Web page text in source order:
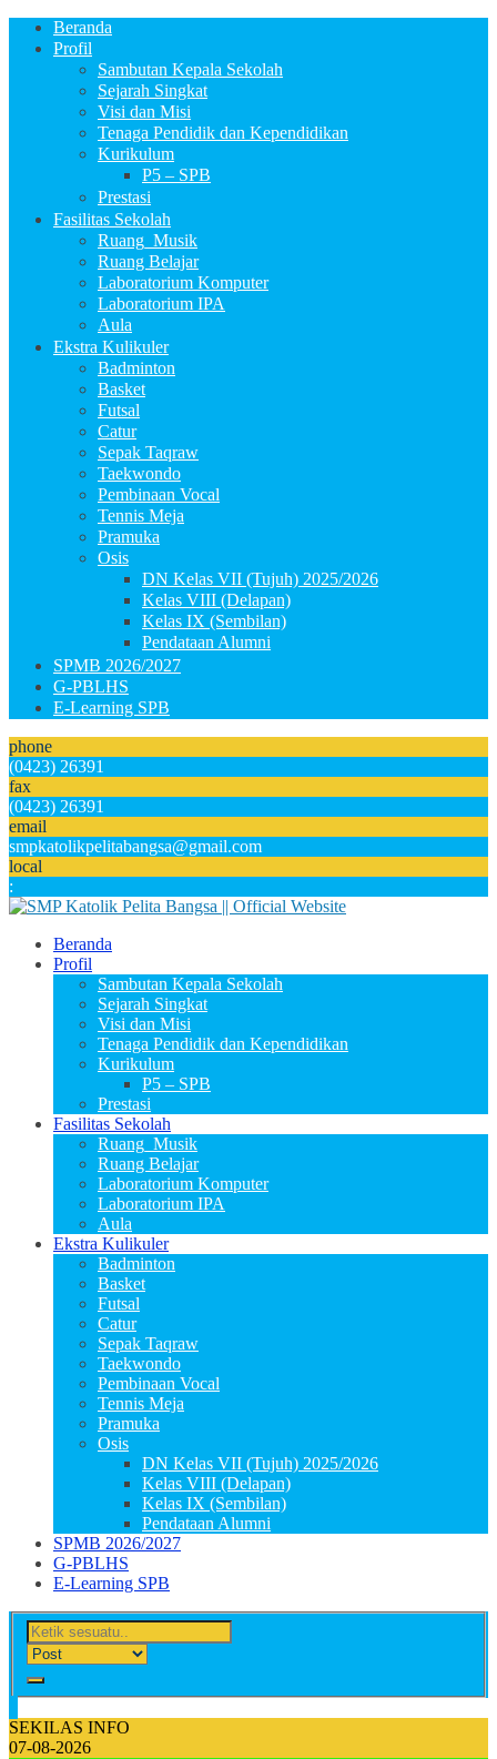
Beranda
Profil
Sambutan Kepala Sekolah
Sejarah Singkat
Visi dan Misi
Tenaga Pendidik dan Kependidikan
Kurikulum
P5 – SPB
Prestasi
Fasilitas Sekolah
Ruang_Musik
Ruang Belajar
Laboratorium Komputer
Laboratorium IPA
Aula
Ekstra Kulikuler
Badminton
Basket
Futsal
Catur
Sepak Taqraw
Taekwondo
Pembinaan Vocal
Tennis Meja
Pramuka
Osis
DN Kelas VII (Tujuh) 2025/2026
Kelas VIII (Delapan)
Kelas IX (Sembilan)
Pendataan Alumni
SPMB 2026/2027
G-PBLHS
E-Learning SPB
phone
(0423) 26391
fax
(0423) 26391
email
smpkatolikpelitabangsa@gmail.com
local
:
Beranda
Profil
Sambutan Kepala Sekolah
Sejarah Singkat
Visi dan Misi
Tenaga Pendidik dan Kependidikan
Kurikulum
P5 – SPB
Prestasi
Fasilitas Sekolah
Ruang_Musik
Ruang Belajar
Laboratorium Komputer
Laboratorium IPA
Aula
Ekstra Kulikuler
Badminton
Basket
Futsal
Catur
Sepak Taqraw
Taekwondo
Pembinaan Vocal
Tennis Meja
Pramuka
Osis
DN Kelas VII (Tujuh) 2025/2026
Kelas VIII (Delapan)
Kelas IX (Sembilan)
Pendataan Alumni
SPMB 2026/2027
G-PBLHS
E-Learning SPB
SEKILAS INFO
07-08-2026